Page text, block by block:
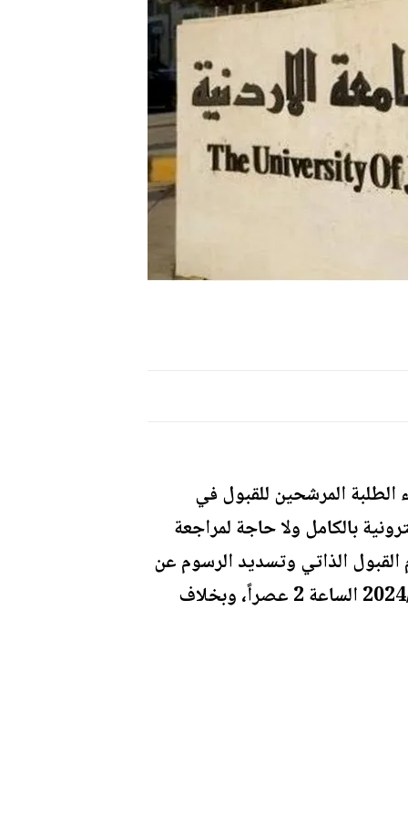
الطلبة المرشحين للقبول في
بالكامل ولا حاجة لمراجعة
الذاتي وتسديد الرسوم عن
طريق أي فواتيركم. وأضاف، أن آخر موعد للتسجيل ودفع الرسوم هو يوم الإثنين 2024/2/12 الساعة 2 عصراً، وبخلاف